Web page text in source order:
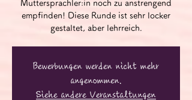
Muttersprachler:in noch zu anstrengend
empfinden! Diese Runde ist sehr locker
gestaltet, aber lehrreich.
Bewerbungen werden nicht mehr
angenommen.
Siehe andere Veranstaltungen